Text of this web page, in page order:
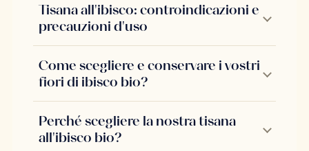
Tisana all'ibisco: controindicazioni e
precauzioni d'uso
Come scegliere e conservare i vostri
fiori di ibisco bio?
Perché scegliere la nostra tisana
all'ibisco bio?